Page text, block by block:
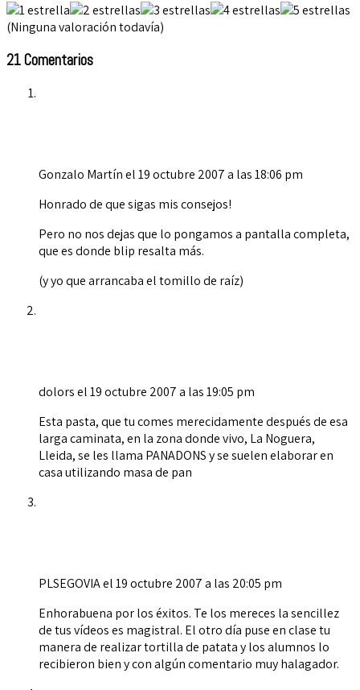
(Ninguna valoración todavía)
21 Comentarios
Gonzalo Martínel 19 octubre 2007 a las 18:06 pm
Honrado de que sigas mis consejos!
Pero no nos dejas que lo pongamos a pantalla completa,
que es donde blip resalta más.
(y yo que arrancaba el tomillo de raíz)
dolorsel 19 octubre 2007 a las 19:05 pm
Esta pasta, que tu comes merecidamente después de esa
larga caminata, en la zona donde vivo, La Noguera,
Lleida, se les llama PANADONS y se suelen elaborar en
casa utilizando masa de pan
PLSEGOVIAel 19 octubre 2007 a las 20:05 pm
Enhorabuena por los éxitos. Te los mereces la sencillez
de tus vídeos es magistral. El otro día puse en clase tu
manera de realizar tortilla de patata y los alumnos lo
recibieron bien y con algún comentario muy halagador.